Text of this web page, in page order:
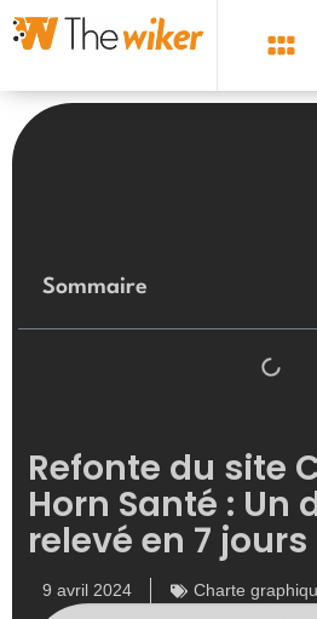
Sommaire
Refonte du site
Horn Santé : Un
relevé en 7 jours
9 avril 2024 Charte